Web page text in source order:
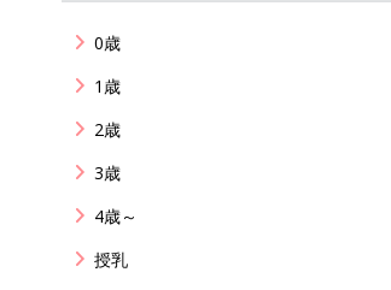
0歳
1歳
2歳
3歳
4歳～
授乳